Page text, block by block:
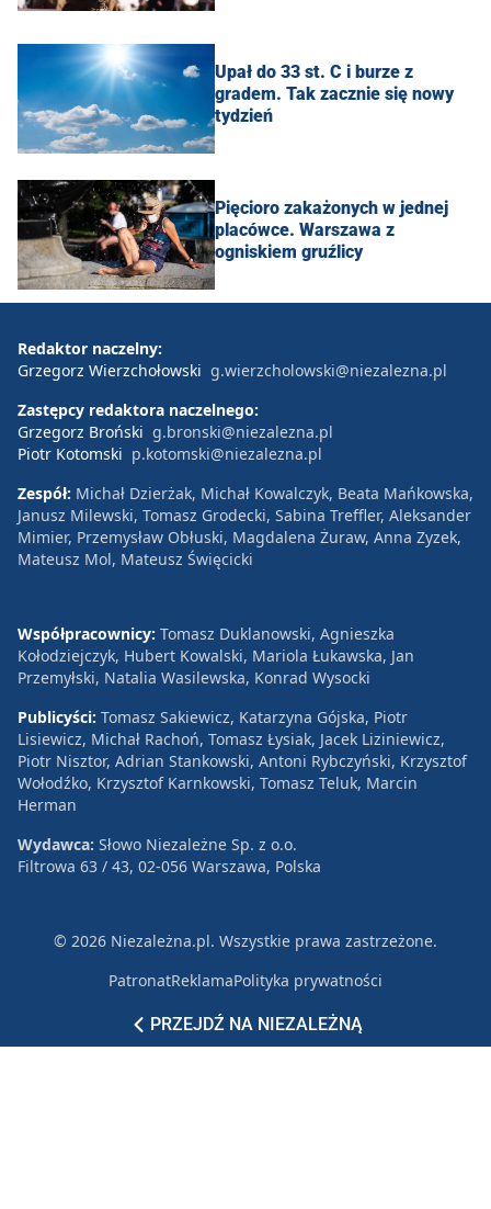
Upał do 33 st. C i burze z
gradem. Tak zacznie się nowy
tydzień
Pięcioro zakażonych w jednej
placówce. Warszawa z
ogniskiem gruźlicy
PRZEJDŹ NA NIEZALEŻNĄ
Redaktor naczelny:
Grzegorz Wierzchołowski g.wierzcholowski@niezalezna.pl
Zastępcy redaktora naczelnego:
Grzegorz Broński g.bronski@niezalezna.pl
Piotr Kotomski p.kotomski@niezalezna.pl
Zespół: Michał Dzierżak, Michał Kowalczyk, Beata Mańkowska,
Janusz Milewski, Tomasz Grodecki, Sabina Treffler, Aleksander
Mimier, Przemysław Obłuski, Magdalena Żuraw, Anna Zyzek,
Mateusz Mol, Mateusz Święcicki
Współpracownicy: Tomasz Duklanowski, Agnieszka
Kołodziejczyk, Hubert Kowalski, Mariola Łukawska, Jan
Przemyłski, Natalia Wasilewska, Konrad Wysocki
Publicyści: Tomasz Sakiewicz, Katarzyna Gójska, Piotr
Lisiewicz, Michał Rachoń, Tomasz Łysiak, Jacek Liziniewicz,
Piotr Nisztor, Adrian Stankowski, Antoni Rybczyński, Krzysztof
Wołodźko, Krzysztof Karnkowski, Tomasz Teluk, Marcin
Herman
Wydawca: Słowo Niezależne Sp. z o.o.
Filtrowa 63 / 43, 02-056 Warszawa, Polska
© 2026 Niezależna.pl. Wszystkie prawa zastrzeżone.
PatronatReklamaPolityka prywatności